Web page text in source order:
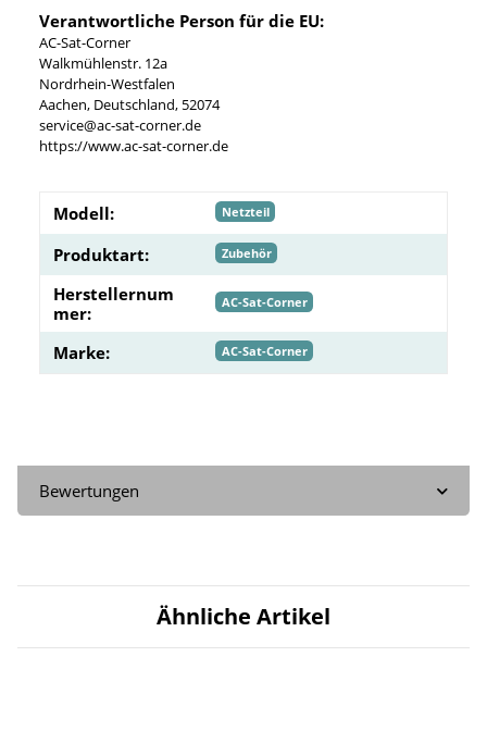
Verantwortliche Person für die EU:
AC-Sat-Corner
Walkmühlenstr. 12a
Nordrhein-Westfalen
Aachen, Deutschland, 52074
service@ac-sat-corner.de
https://www.ac-sat-corner.de
Modell: Netzteil
Produktart: Zubehör
Herstellernum
mer:
AC-Sat-Corner
Marke: AC-Sat-Corner
Bewertungen
Ähnliche Artikel